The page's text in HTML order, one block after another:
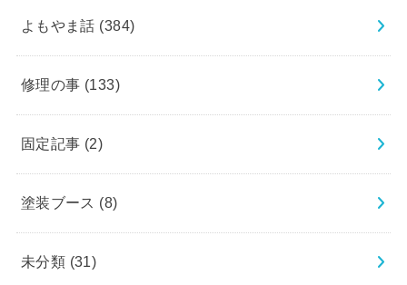
よもやま話 (384)
修理の事 (133)
固定記事 (2)
塗装ブース (8)
未分類 (31)